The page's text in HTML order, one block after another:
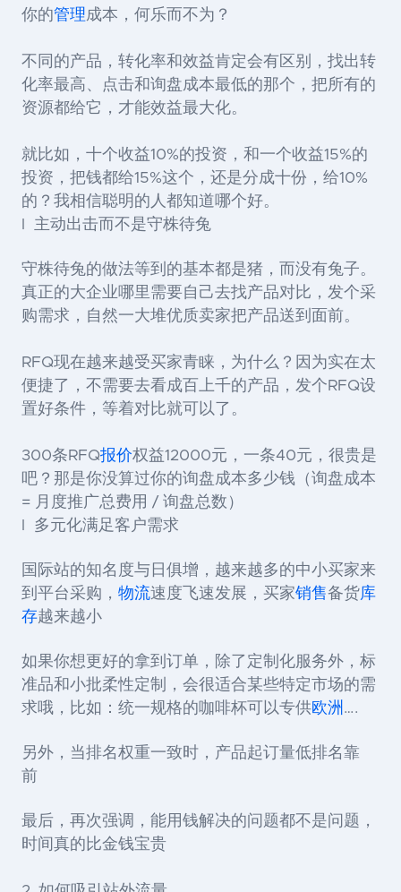
你的管理成本，何乐而不为？
不同的产品，转化率和效益肯定会有区别，找出转
化率最高、点击和询盘成本最低的那个，把所有的
资源都给它，才能效益最大化。
就比如，十个收益10%的投资，和一个收益15%的
投资，把钱都给15%这个，还是分成十份，给10%
的？我相信聪明的人都知道哪个好。
l 主动出击而不是守株待兔
守株待兔的做法等到的基本都是猪，而没有兔子。
真正的大企业哪里需要自己去找产品对比，发个采
购需求，自然一大堆优质卖家把产品送到面前。
RFQ现在越来越受买家青睐，为什么？因为实在太
便捷了，不需要去看成百上千的产品，发个RFQ设
置好条件，等着对比就可以了。
300条RFQ报价权益12000元，一条40元，很贵是
吧？那是你没算过你的询盘成本多少钱（询盘成本
= 月度推广总费用 / 询盘总数）
l 多元化满足客户需求
国际站的知名度与日俱增，越来越多的中小买家来
到平台采购， 物流速度飞速发展，买家销售备货库
存越来越小
如果你想更好的拿到订单，除了定制化服务外，标
准品和小批柔性定制，会很适合某些特定市场的需
求哦，比如：统一规格的咖啡杯可以专供欧洲 ….
另外，当排名权重一致时，产品起订量低排名靠
前
最后，再次强调，能用钱解决的问题都不是问题，
时间真的比金钱宝贵